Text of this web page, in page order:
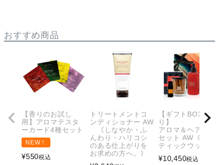
おすすめ商品
【香りのお試し
用】アロマテスタ
ーカード4種セット
NEW！
¥550税込
トリートメントコ
ンディショナー AW
《しなやか・ふ
んわり・ハリコシ
のある仕上がりを
お求めの方へ。》
【ギフトBOX入
り】
アロマ＆ヘアケア
セット AW《アロ
ティックウッド》
¥10,450税込